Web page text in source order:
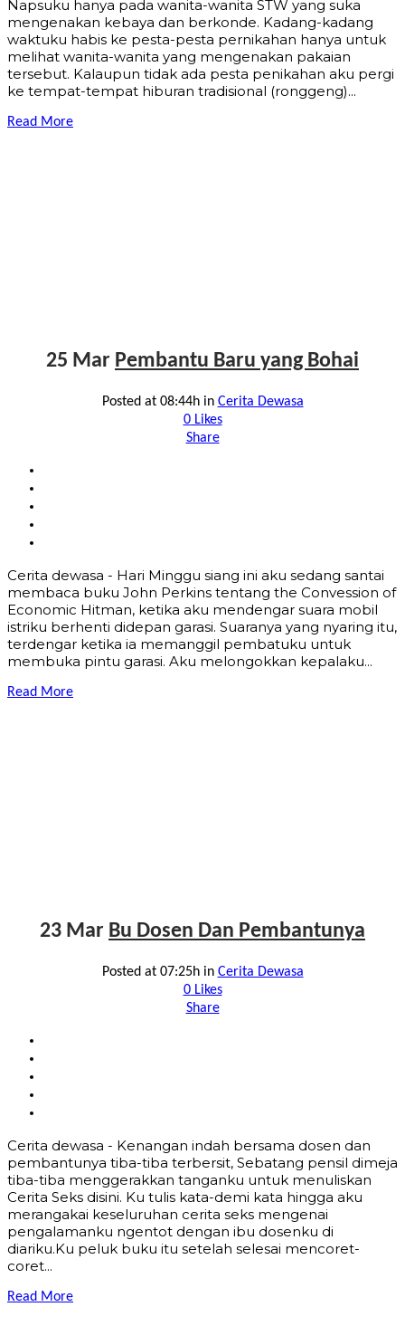
Napsuku hanya pada wanita-wanita STW yang suka
mengenakan kebaya dan berkonde. Kadang-kadang
waktuku habis ke pesta-pesta pernikahan hanya untuk
melihat wanita-wanita yang mengenakan pakaian
tersebut. Kalaupun tidak ada pesta penikahan aku pergi
ke tempat-tempat hiburan tradisional (ronggeng)...
Read More
25 Mar Pembantu Baru yang Bohai
Posted at 08:44hin Cerita Dewasa
0Likes
Share
Cerita dewasa - Hari Minggu siang ini aku sedang santai
membaca buku John Perkins tentang the Convession of
Economic Hitman, ketika aku mendengar suara mobil
istriku berhenti didepan garasi. Suaranya yang nyaring itu,
terdengar ketika ia memanggil pembatuku untuk
membuka pintu garasi. Aku melongokkan kepalaku...
Read More
23 Mar Bu Dosen Dan Pembantunya
Posted at 07:25hin Cerita Dewasa
0Likes
Share
Cerita dewasa - Kenangan indah bersama dosen dan
pembantunya tiba-tiba terbersit, Sebatang pensil dimeja
tiba-tiba menggerakkan tanganku untuk menuliskan
Cerita Seks disini. Ku tulis kata-demi kata hingga aku
merangakai keseluruhan cerita seks mengenai
pengalamanku ngentot dengan ibu dosenku di
diariku.Ku peluk buku itu setelah selesai mencoret-
coret...
Read More